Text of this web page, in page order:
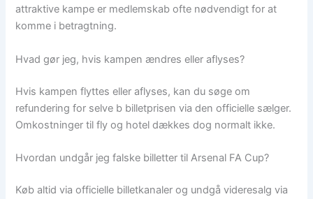
attraktive kampe er medlemskab ofte nødvendigt for at
komme i betragtning.
Hvad gør jeg, hvis kampen ændres eller aflyses?
Hvis kampen flyttes eller aflyses, kan du søge om
refundering for selve b billetprisen via den officielle sælger.
Omkostninger til fly og hotel dækkes dog normalt ikke.
Hvordan undgår jeg falske billetter til Arsenal FA Cup?
Køb altid via officielle billetkanaler og undgå videresalg via